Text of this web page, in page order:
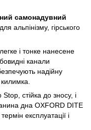
самонадувний
альпінізму, гірського
і тонке нанесене
канали
надійну
стійка до зносу, і
дна OXFORD DITE
експлуатації і